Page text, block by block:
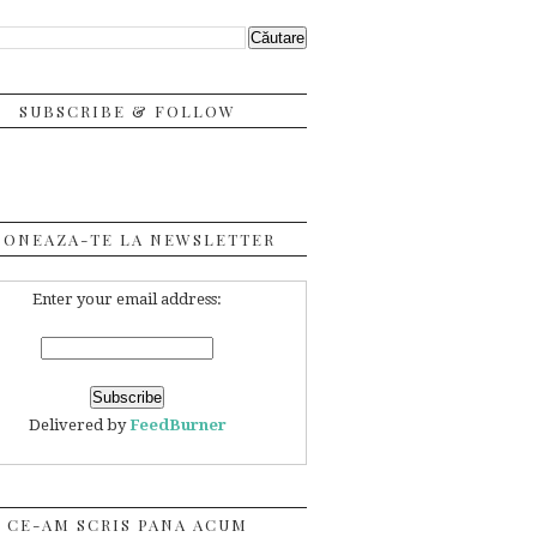
SUBSCRIBE & FOLLOW
TE LA NEWSLETTER
Enter your email address:
Delivered byFeedBurner
CE-AM SCRIS PANA ACUM